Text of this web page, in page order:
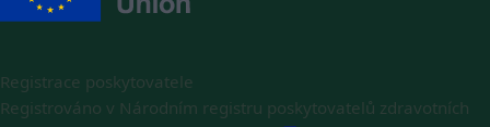
Registrace poskytovatele
Registrováno v Národním registru poskytovatelů zdravotních